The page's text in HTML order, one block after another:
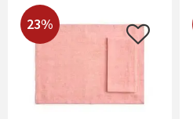
23%